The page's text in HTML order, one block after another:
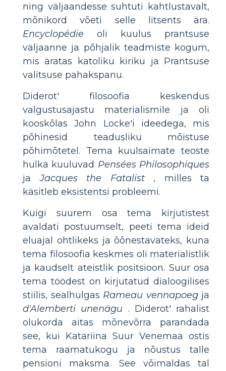
ning väljaandesse suhtuti kahtlustavalt,
mõnikord võeti selle litsents ära.
Encyclopédie oli kuulus prantsuse
väljaanne ja põhjalik teadmiste kogum,
mis äratas katoliku kiriku ja Prantsuse
valitsuse pahakspanu.
Diderot' filosoofia keskendus
valgustusajastu materialismile ja oli
kooskõlas John Locke'i ideedega, mis
põhinesid teadusliku mõistuse
põhimõtetel. Tema kuulsaimate teoste
hulka kuuluvad Pensées Philosophiques
jaJacques the Fatalist, milles ta
käsitleb eksistentsi probleemi.
Kuigi suurem osa tema kirjutistest
avaldati postuumselt, peeti tema ideid
eluajal ohtlikeks ja õõnestavateks, kuna
tema filosoofia keskmes oli materialistlik
ja kaudselt ateistlik positsioon. Suur osa
tema töödest on kirjutatud dialoogilises
stiilis, sealhulgas Rameau vennapoegja
d'Alemberti unenägu . Diderot' rahalist
olukorda aitas mõnevõrra parandada
see, kui Katariina Suur Venemaa ostis
tema raamatukogu ja nõustus talle
pensioni maksma. See võimaldas tal